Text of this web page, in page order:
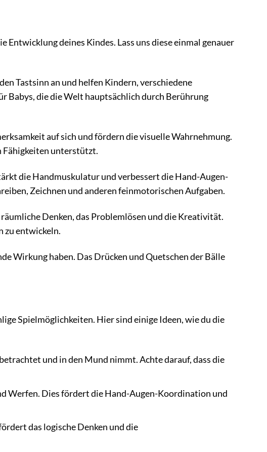
deines Kindes. Lass uns diese einmal genauer
Tastsinn an und helfen Kindern, verschiedene
Babys, die die Welt hauptsächlich durch Berührung
auf sich und fördern die visuelle Wahrnehmung.
Fähigkeiten unterstützt.
die Handmuskulatur und verbessert die Hand-Augen-
Zeichnen und anderen feinmotorischen Aufgaben.
Denken, das Problemlösen und die Kreativität.
zu entwickeln.
Wirkung haben. Das Drücken und Quetschen der Bälle
Spielmöglichkeiten. Hier sind einige Ideen, wie du die
und in den Mund nimmt. Achte darauf, dass die
Werfen. Dies fördert die Hand-Augen-Koordination und
das logische Denken und die